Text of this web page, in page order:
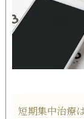
短期集中治療